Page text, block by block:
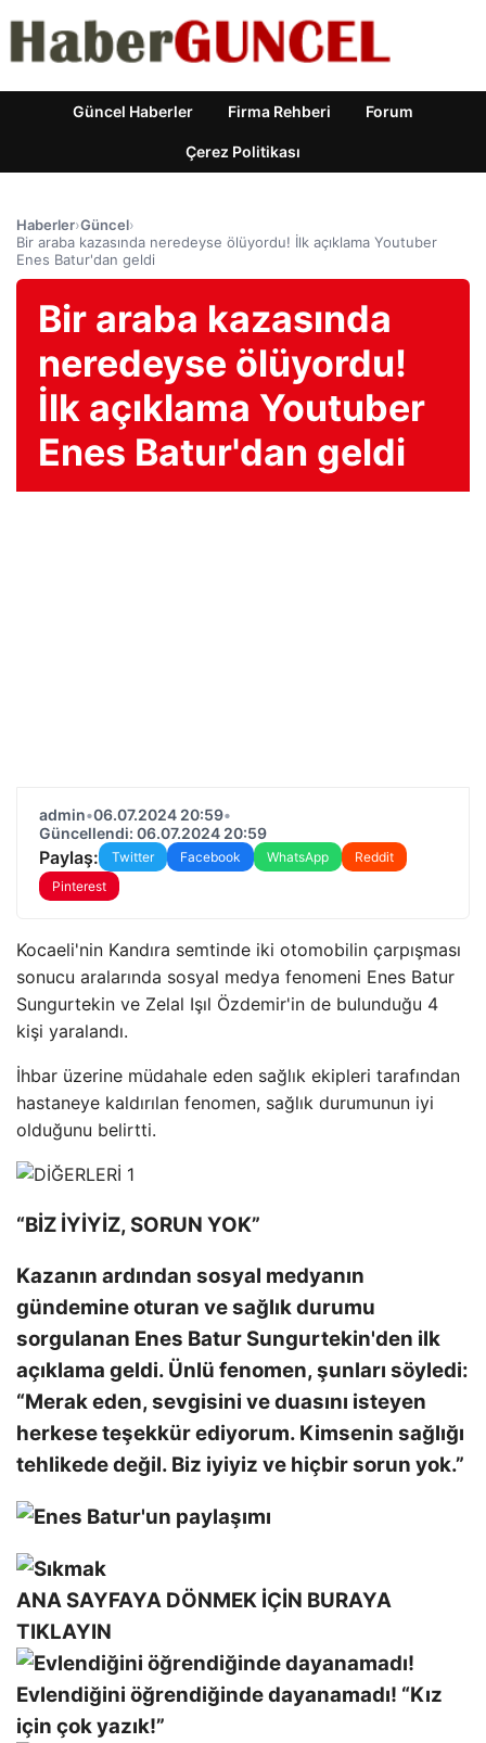
Güncel Haberler Firma Rehberi Forum
Çerez Politikası
Haberler›Güncel›
Bir araba kazasında neredeyse ölüyordu! İlk açıklama Youtuber
Enes Batur'dan geldi
Bir araba kazasında
neredeyse ölüyordu!
İlk açıklama Youtuber
Enes Batur'dan geldi
admin•06.07.2024 20:59•
Güncellendi: 06.07.2024 20:59
Paylaş: Twitter Facebook WhatsApp
Reddit
Pinterest
Kocaeli'nin Kandıra semtinde iki otomobilin çarpışması
sonucu aralarında sosyal medya fenomeni Enes Batur
Sungurtekin ve Zelal Işıl Özdemir'in de bulunduğu 4
kişi yaralandı.
İhbar üzerine müdahale eden sağlık ekipleri tarafından
hastaneye kaldırılan fenomen, sağlık durumunun iyi
olduğunu belirtti.
“BİZ İYİYİZ, SORUN YOK”
Kazanın ardından sosyal medyanın
gündemine oturan ve sağlık durumu
sorgulanan Enes Batur Sungurtekin'den ilk
açıklama geldi. Ünlü fenomen, şunları söyledi:
“Merak eden, sevgisini ve duasını isteyen
herkese teşekkür ediyorum. Kimsenin sağlığı
tehlikede değil. Biz iyiyiz ve hiçbir sorun yok.”
ANA SAYFAYA DÖNMEK İÇİN BURAYA
TIKLAYIN
Evlendiğini öğrendiğinde dayanamadı! “Kız
için çok yazık!”